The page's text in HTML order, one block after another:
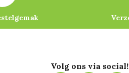
Volg ons via social!